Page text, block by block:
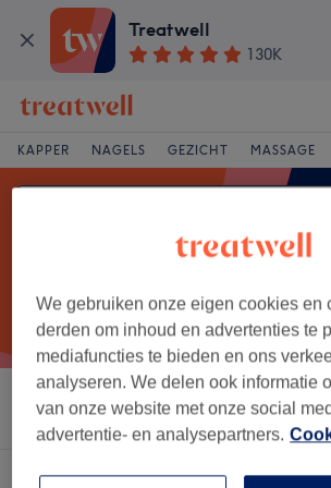
Treatwell
130K
KAPPER NAGELS GEZICHT MASSAGE
Sorteer op Salons
Een salon met:
We gebruiken onze eigen cookies en
derden om inhoud en advertenties te
mediafuncties te bieden en ons
analyseren. We delen ook informatie
van onze website met onze social
advertentie- en analysepartners.